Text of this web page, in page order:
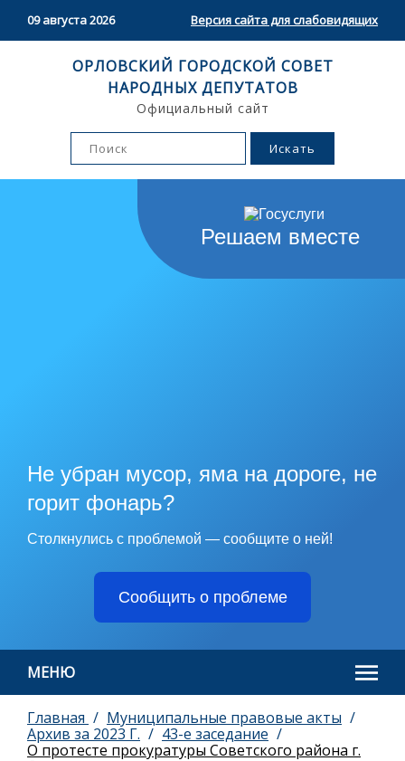
09 августа 2026 Версия сайта для слабовидящих
ОРЛОВСКИЙ ГОРОДСКОЙ СОВЕТ
НАРОДНЫХ ДЕПУТАТОВ
Официальный сайт
Решаем вместе
Не убран мусор, яма на дороге, не
горит фонарь?
Столкнулись с проблемой — сообщите о ней!
Сообщить о проблеме
МЕНЮ
Главная
Муниципальные правовые акты
Архив за 2023 Г.
43-е заседание
О протесте прокуратуры Советского района г.